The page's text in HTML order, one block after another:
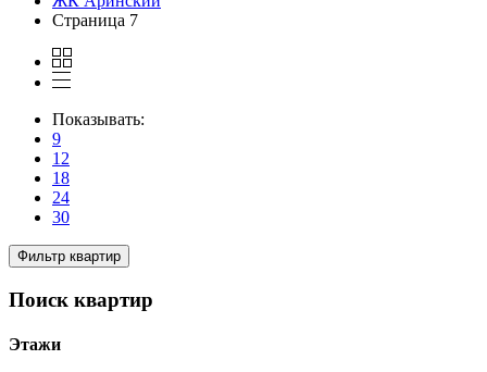
Страница 7
Показывать:
9
12
18
24
30
Фильтр квартир
Поиск квартир
Этажи